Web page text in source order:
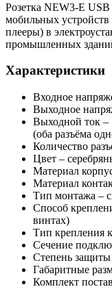
Розетка NEW3-E
мобильных
плееры) в
промышленных
Характеристики
Входное
Выходное
Выходной ток –
(оба разъёма
Количество
Цвет –
Материал
Материал
Тип монтажа –
Способ
винтах)
Тип крепления
Сечение
Степень
Габаритные
Комплект